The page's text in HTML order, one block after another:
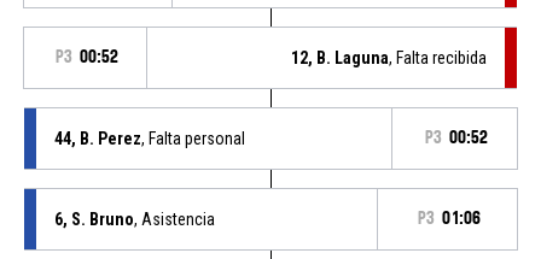
P3 00:52 12, B. Laguna, Falta recibida
44, B. Perez, Falta personal P3 00:52
6, S. Bruno, Asistencia P3 01:06